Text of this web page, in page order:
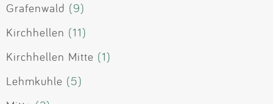
Grafenwald (9)
Kirchhellen (11)
Kirchhellen Mitte (1)
Lehmkuhle (5)